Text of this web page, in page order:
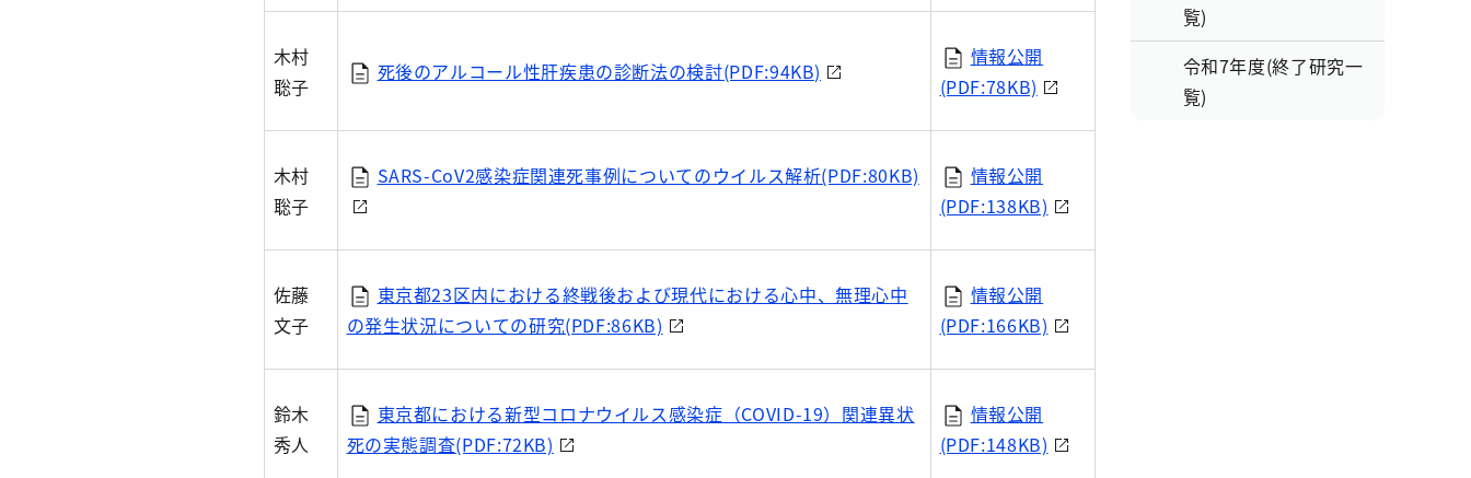
木村
聡子
死後のアルコール性肝疾患の診断法の検討(PDF:94KB)
情報公開
(PDF:78KB)
木村
聡子
SARS-CoV2感染症関連死事例についてのウイルス解析(PDF:80KB)
情報公開
(PDF:138KB)
佐藤
文子
東京都23区内における終戦後および現代における心中、無理心中
の発生状況についての研究(PDF:86KB)
情報公開
(PDF:166KB)
鈴木
秀人
東京都における新型コロナウイルス感染症（COVID-19）関連異状
死の実態調査(PDF:72KB)
情報公開
(PDF:148KB)
覧)
令和7年度(終了研究一
覧)